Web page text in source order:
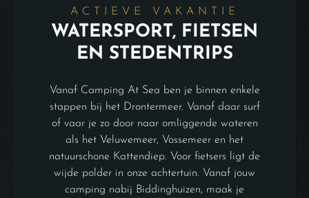
ACTIEVE VAKANTIE
WATERSPORT, FIETSEN
EN STEDENTRIPS
Vanaf Camping At Sea ben je binnen enkele
stappen bij het Drontermeer. Vanaf daar surf
of vaar je zo door naar omliggende wateren
als het Veluwemeer, Vossemeer en het
natuurschone Kattendiep. Voor fietsers ligt de
wijde polder in onze achtertuin. Vanaf jouw
camping nabij Biddinghuizen, maak je